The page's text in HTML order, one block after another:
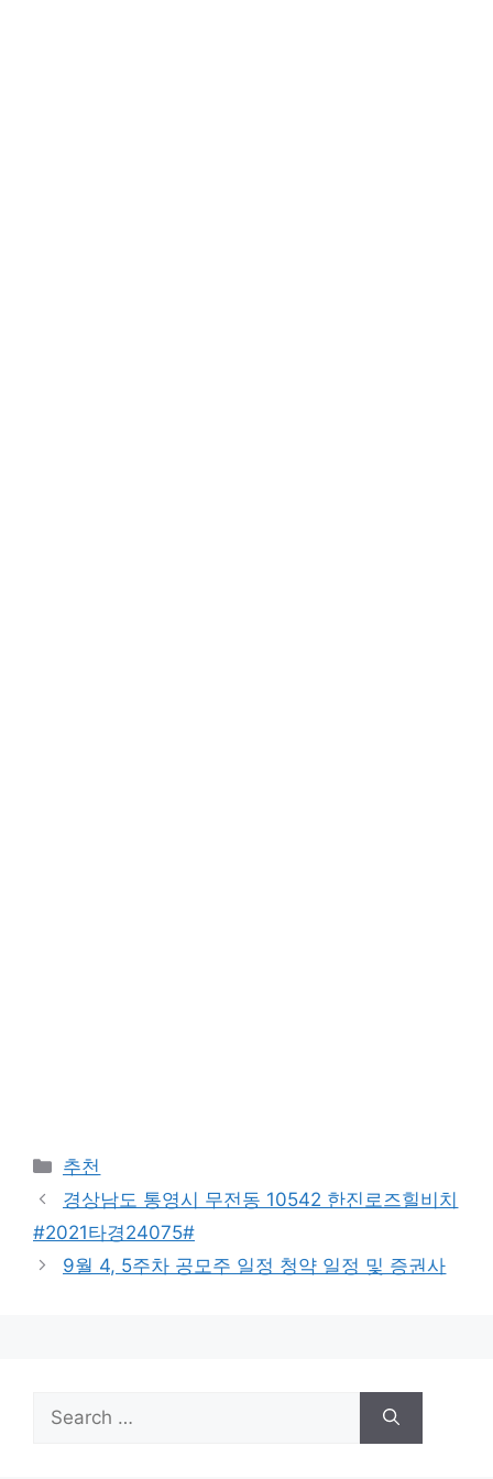
Categories
추천
경상남도 통영시 무전동 10542 한진로즈힐비치
#2021타경24075#
9월 4, 5주차 공모주 일정 청약 일정 및 증권사
Search
for: